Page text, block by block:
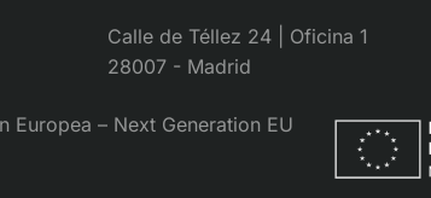
Calle de Téllez 24 | Oficina 1
28007 - Madrid
Europea – Next Generation EU